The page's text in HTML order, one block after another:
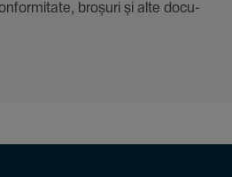
broșuri și alte docu­